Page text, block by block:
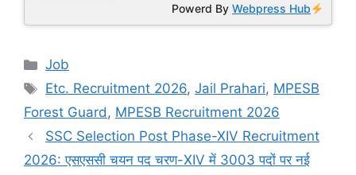
Powerd ByWebpress Hub
Categories
Job
Tags
Etc. Recruitment 2026,Jail Prahari, MPESB
Forest Guard, MPESB Recruitment 2026
SSC Selection Post Phase-XIV Recruitment
2026: एसएससी चयन पद चरण-XIV में 3003 पदों पर नई